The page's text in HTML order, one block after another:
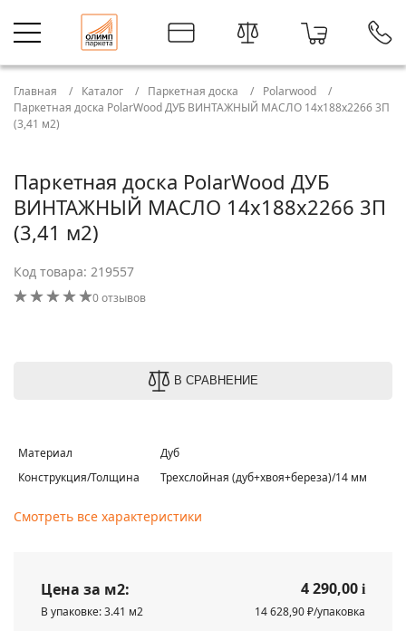
Главная Каталог Паркетная доска
Polarwood
Паркетная доска PolarWood ДУБ ВИНТАЖНЫЙ МАСЛО 14x188x2266 3П
(3,41 м2)
Паркетная доска PolarWood ДУБ
ВИНТАЖНЫЙ МАСЛО 14x188x2266 3П
(3,41 м2)
Код товара: 219557
0 отзывов
В СРАВНЕНИЕ
Материал
Дуб
Конструкция/Толщина
Трехслойная (дуб+хвоя+береза)/14 мм
Смотреть все характеристики
Цена за м2: 4 290,00 i
В упаковке: 3.41 м2
14 628,90 ₽/упаковка